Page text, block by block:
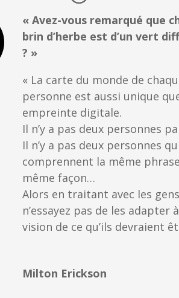
« Avez-vous remarqué que
brin d’herbe est d’un vert
? »
« La carte du monde de
personne est aussi unique
empreinte digitale.
Il n’y a pas deux personnes
Il n’y a pas deux personnes
comprennent la même
même façon…
Alors en traitant avec les
n’essayez pas de les adapter
vision de ce qu’ils devraient
Milton Erickson